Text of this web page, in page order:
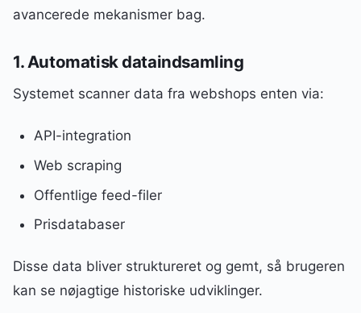
avancerede mekanismer bag.
1. Automatisk dataindsamling
Systemet scanner data fra webshops enten via:
API-integration
Web scraping
Offentlige feed-filer
Prisdatabaser
Disse data bliver struktureret og gemt, så brugeren
kan se nøjagtige historiske udviklinger.